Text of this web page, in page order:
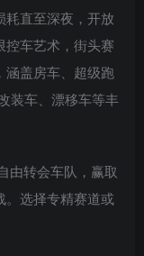
耗直至深夜，开放
控车艺术，街头赛
涵盖房车、超级跑
装车、漂移车等丰
由转会车队，赢取
。选择专精赛道或